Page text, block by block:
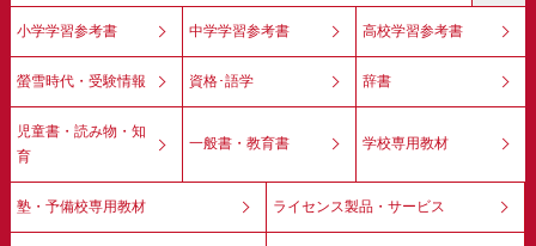
小学学習参考書 中学学習参考書 高校学習参考書
螢雪時代・受験情報 資格･語学 辞書
児童書・読み物・知
育
一般書・教育書 学校専用教材
塾・予備校専用教材 ライセンス製品・サービス